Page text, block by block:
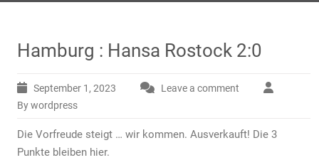
Hamburg : Hansa Rostock 2:0
September 1, 2023
Leave a comment
By wordpress
Die Vorfreude steigt … wir kommen. Ausverkauft! Die 3
Punkte bleiben hier.